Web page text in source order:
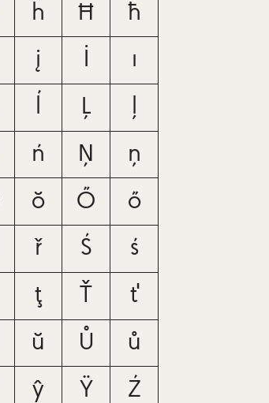
ĥ Ħ
ħ
į İ
ı
ĺ Ļ
ļ
ń Ņ
ņ
ŏ Ő
ő
ř Ś
ś
ţ Ť
ť
ŭ Ů
ů
ŷ Ÿ
Ź